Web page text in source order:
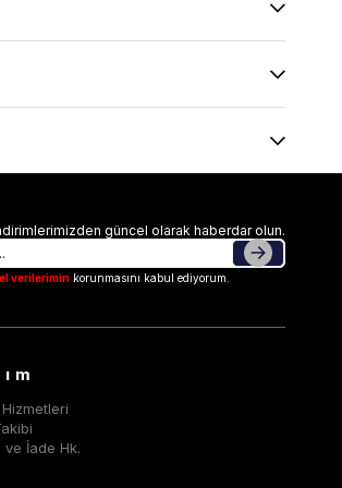
güncel olarak haberdar olun.
verileriminkorunmasını kabul ediyorum.
ve İade Hk.